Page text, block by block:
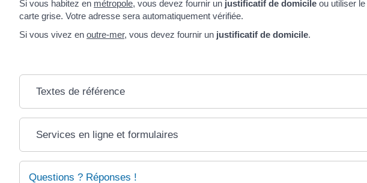
Si vous habitez en métropole, vous devez fournir un justificatif de domicile ou utiliser le
carte grise. Votre adresse sera automatiquement vérifiée.
Si vous vivez en outre-mer, vous devez fournir un justificatif de domicile.
Textes de référence
Services en ligne et formulaires
Questions ? Réponses !